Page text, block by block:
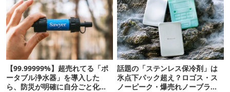
【99.99999%】超売れてる「ポ
ータブル浄水器」を導入した
ら、防災が明確に自分ごと化し
話題の「ステンレス保冷剤」は
氷点下パック超え？ロゴス・ス
ノーピーク・爆売れノーブラン